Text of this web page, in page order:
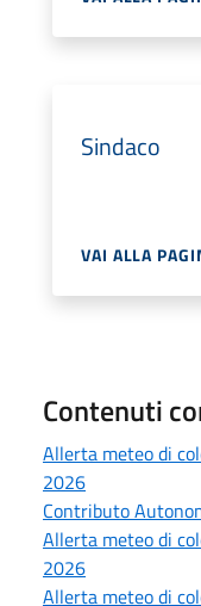
Sindaco
VAI ALLA
Contenuti
Allerta meteo di
2026
Contributo
Allerta meteo di
2026
Allerta meteo di